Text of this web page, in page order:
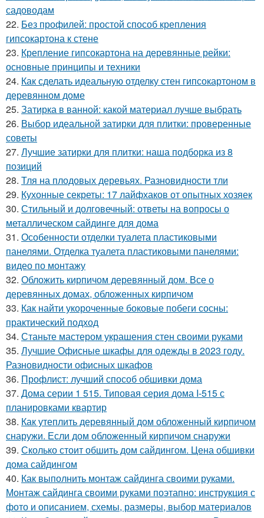
садоводам
22. Без профилей: простой способ крепления
гипсокартона к стене
23. Крепление гипсокартона на деревянные рейки:
основные принципы и техники
24. Как сделать идеальную отделку стен гипсокартоном в
деревянном доме
25. Затирка в ванной: какой материал лучше выбрать
26. Выбор идеальной затирки для плитки: проверенные
советы
27. Лучшие затирки для плитки: наша подборка из 8
позиций
28. Тля на плодовых деревьях. Разновидности тли
29. Кухонные секреты: 17 лайфхаков от опытных хозяек
30. Стильный и долговечный: ответы на вопросы о
металлическом сайдинге для дома
31. Особенности отделки туалета пластиковыми
панелями. Отделка туалета пластиковыми панелями:
видео по монтажу
32. Обложить кирпичом деревянный дом. Все о
деревянных домах, обложенных кирпичом
33. Как найти укороченные боковые побеги сосны:
практический подход
34. Станьте мастером украшения стен своими руками
35. Лучшие Офисные шкафы для одежды в 2023 году.
Разновидности офисных шкафов
36. Профлист: лучший способ обшивки дома
37. Дома серии 1 515. Типовая серия дома I-515 с
планировками квартир
38. Как утеплить деревянный дом обложенный кирпичом
снаружи. Если дом обложенный кирпичом снаружи
39. Сколько стоит обшить дом сайдингом. Цена обшивки
дома сайдингом
40. Как выполнить монтаж сайдинга своими руками.
Монтаж сайдинга своими руками поэтапно: инструкция с
фото и описанием, схемы, размеры, выбор материалов